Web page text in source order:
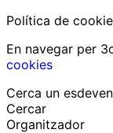
Política de
En navegar per
cookies
Cerca un
Cercar
Organitzador